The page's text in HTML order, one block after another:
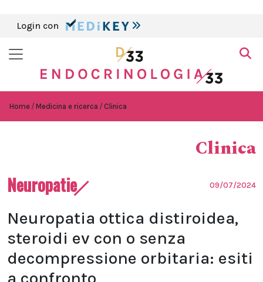
Login con
Home Medicina e ricerca Clinica
Clinica
Neuropatie 09/07/2024
Neuropatia ottica distiroidea,
steroidi ev con o senza
decompressione orbitaria: esiti